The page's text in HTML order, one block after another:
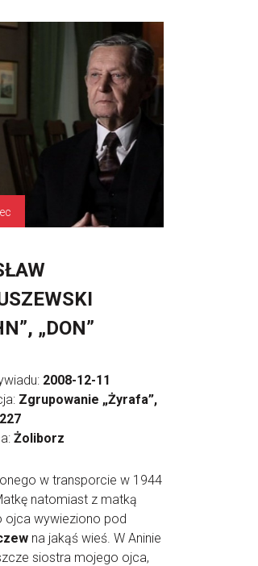
„DON”
2008-12-11
Zgrupowanie „Żyrafa”,
Żoliborz
w transporcie w 1944
natomiast z matką
ojca wywieziono pod
na jakąś wieś. W Aninie
siostra mojego ojca,